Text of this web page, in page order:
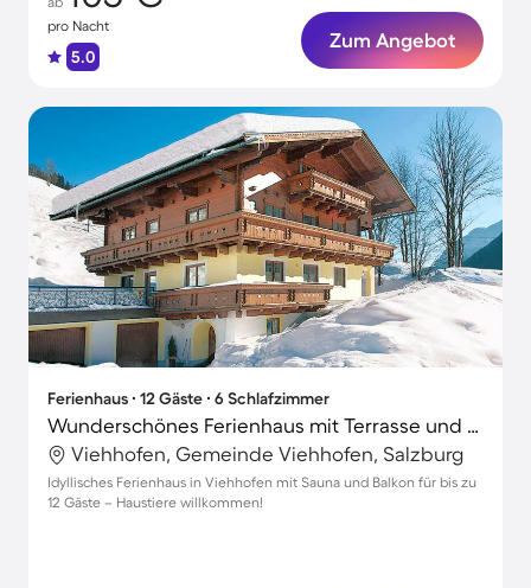
pro Nacht
5.0
Zum Angebot
Ferienhaus ∙ 12 Gäste ∙ 6 Schlafzimmer
Wunderschönes Ferienhaus mit Terrasse und Sauna | Haustiere sind willkommen
Viehhofen, Gemeinde Viehhofen, Salzburg
Idyllisches Ferienhaus in Viehhofen mit Sauna und Balkon für bis zu
12 Gäste – Haustiere willkommen!